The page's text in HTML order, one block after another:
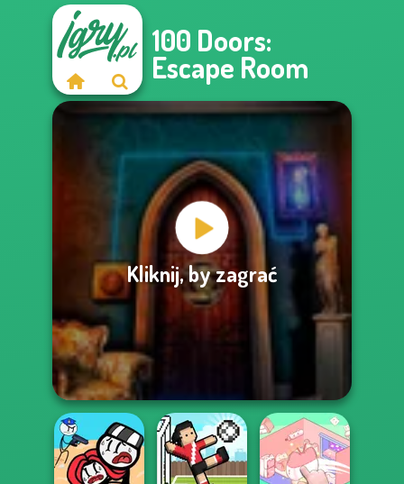
100 Doors:
Escape Room
Kliknij, by zagrać